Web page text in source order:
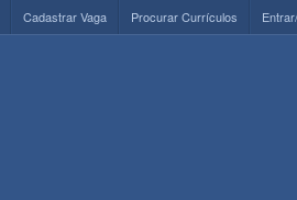
Procurar Currículos
Cadastrar Vaga